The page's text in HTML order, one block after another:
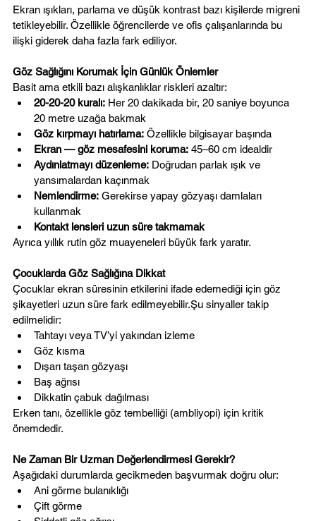
Ekran ışıkları, parlama ve düşük kontrast bazı kişilerde migreni
tetikleyebilir. Özellikle öğrencilerde ve ofis çalışanlarında bu
ilişki giderek daha fazla fark ediliyor.
Göz Sağlığını Korumak İçin Günlük Önlemler
Basit ama etkili bazı alışkanlıklar riskleri azaltır:
20-20-20 kuralı: Her 20 dakikada bir, 20 saniye boyunca
20 metre uzağa bakmak
Göz kırpmayı hatırlama: Özellikle bilgisayar başında
Ekran — göz mesafesini koruma: 45–60 cm idealdir
Aydınlatmayı düzenleme: Doğrudan parlak ışık ve
yansımalardan kaçınmak
Nemlendirme: Gerekirse yapay gözyaşı damlaları
kullanmak
Kontakt lensleri uzun süre takmamak
Ayrıca yıllık rutin göz muayeneleri büyük fark yaratır.
Çocuklarda Göz Sağlığına Dikkat
Çocuklar ekran süresinin etkilerini ifade edemediği için göz
şikayetleri uzun süre fark edilmeyebilir.Şu sinyaller takip
edilmelidir:
Tahtayı veya TV’yi yakından izleme
Göz kısma
Dışarı taşan gözyaşı
Baş ağrısı
Dikkatin çabuk dağılması
Erken tanı, özellikle göz tembelliği (ambliyopi) için kritik
önemdedir.
Ne Zaman Bir Uzman Değerlendirmesi Gerekir?
Aşağıdaki durumlarda gecikmeden başvurmak doğru olur:
Ani görme bulanıklığı
Çift görme